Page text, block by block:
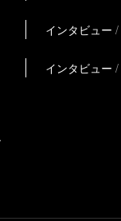
インタビュー
インタビュー